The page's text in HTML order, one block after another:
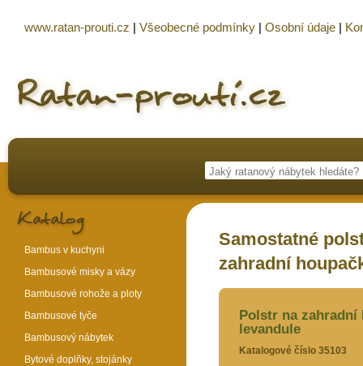
Samostatné
zahradní
Polstr na zahradní
levandule
Katalogové číslo 35103
Bambus v kuchyni
Bambusové misky a vázy
Bambusové rohože a ploty
Bambusové tyče
Bambusový nábytek
Bytové doplňky, stojánky
www.ratan-prouti.cz | Všeobecné podmínky | Osobní údaje |